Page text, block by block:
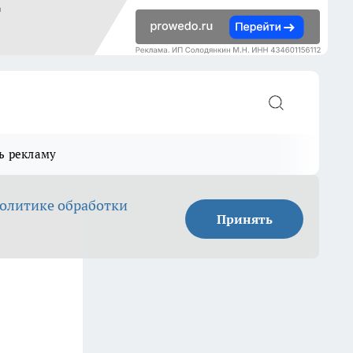
рекламу
обработки
Принять